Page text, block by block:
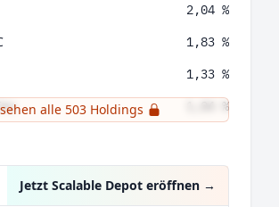
2,04 %
1,83 %
1,33 %
1,04 %
alle 503 Holdings
Jetzt Scalable Depot eröffnen →